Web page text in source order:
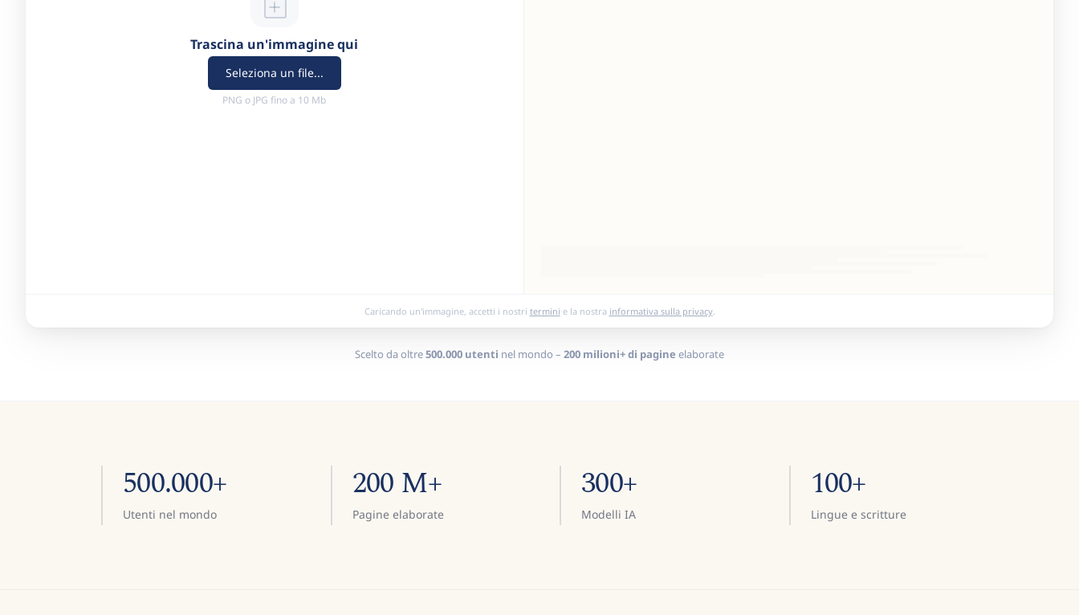
Trascina un'immagine qui
Seleziona un file...
PNG o JPG fino a 10 Mb
Caricando un'immagine, accetti i nostri termini e la nostra informativa sulla privacy.
Scelto da oltre500.000 utenti nel mondo – 200 milioni+ di pagine elaborate
500.000+
Utenti nel mondo
200 M+
Pagine elaborate
300+
Modelli IA
100+
Lingue e scritture